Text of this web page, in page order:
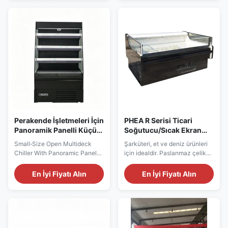
paslanmaz tampon, özel
renkler. İsteğe bağlı invertör. 5
uzunluk: 1250-3750 mm. H
masası, kesme tahtası, inve
Perakende İşletmeleri İçin
Panoramik Panelli Küçük
Boy Açık Çok Katlı
Soğutucu
Small‑Size Open Multideck
Chiller With Panoramic Panel
Advantages: The IDEA
semi‑height open refrigerated
En İyi Fiyatı Alın
PHEA R Serisi Ticari
Soğutucu/Sıcak Ekran
Kutusu
Şarküteri, et ve deniz ürünleri
için idealdir. Paslanmaz çelik
EC fan, Dixell termostat.
Uzaktan kumanda (Danfoss
eklenti (Secop R290).
Panoramik uçlar, paslanmaz
tampon, özel renkler. Opsiyonel
sıcak vitrin, terazi, kesme
En İyi Fiyatı Alın